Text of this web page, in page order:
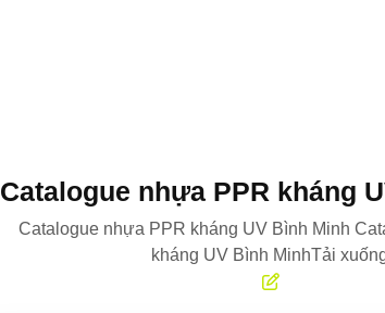
Catalogue nhựa PPR kháng
Catalogue nhựa PPR kháng UV Bình Minh
kháng UV Bình MinhTải